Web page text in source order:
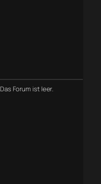
Das Forum ist leer.